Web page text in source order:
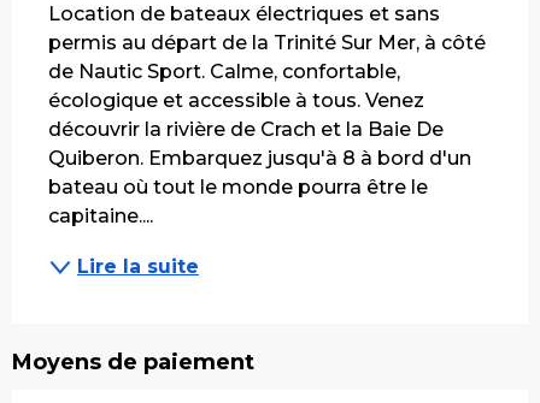
Location de bateaux électriques et sans
permis au départ de la Trinité Sur Mer, à côté
de Nautic Sport. Calme, confortable,
écologique et accessible à tous. Venez
découvrir la rivière de Crach et la Baie De
Quiberon. Embarquez jusqu'à 8 à bord d'un
bateau où tout le monde pourra être le
capitaine....
Lire la suite
Moyens de paiement